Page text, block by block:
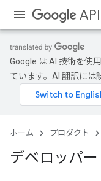
Google は AI 技術を使
ています。AI 翻訳には
ホーム プロダクト
デベロッパ